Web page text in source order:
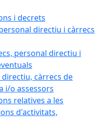
i decrets
directiu i càrrecs
personal directiu i
directiu, càrrecs de
i/o assessors
relatives a les
d'activitats,